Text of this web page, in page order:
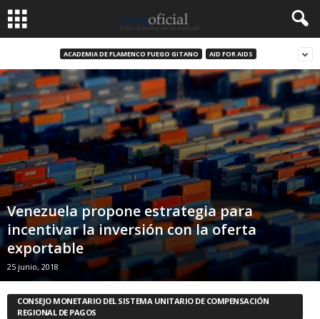
ACADEMIA DE FLAMENCO FUEGO GITANO AID FOR AIDS
Venezuela propone estrategia para
incentivar la inversión con la oferta
exportable
25 junio, 2018
CONSEJO MONETARIO DEL SISTEMA UNITARIO DE COMPENSACIÓN
REGIONAL DE PAGOS